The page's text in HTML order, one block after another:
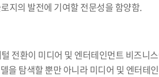
지의 발전에 기여할 전문성을 함양함.
환이 미디어 및 엔터테인먼트 비즈니
탐색할 뿐만 아니라 미디어 및 엔터테